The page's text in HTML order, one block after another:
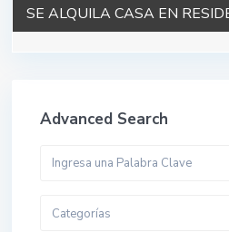
SE ALQUILA CASA EN
Advanced Search
Categorías